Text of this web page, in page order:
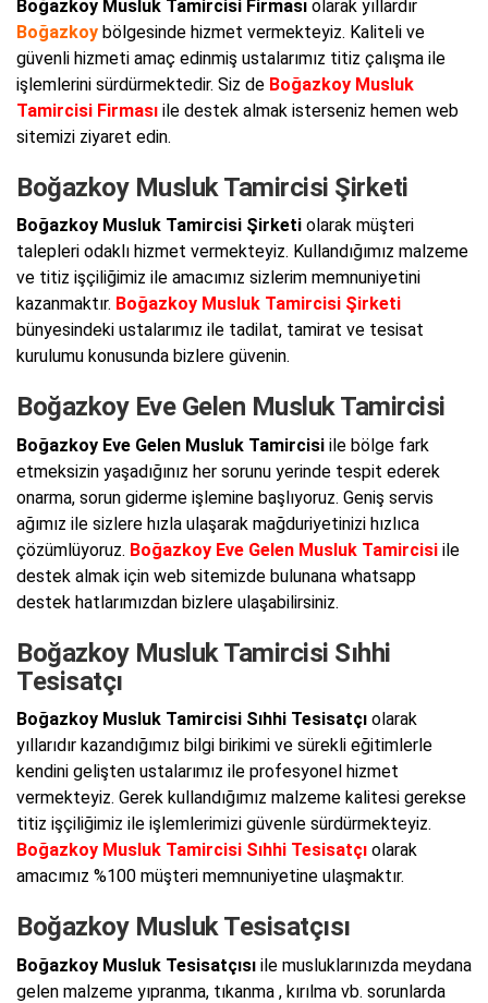
Boğazkoy Musluk Tamircisi Firması olarak yıllardır
Boğazkoy bölgesinde hizmet vermekteyiz. Kaliteli ve
güvenli hizmeti amaç edinmiş ustalarımız titiz çalışma ile
işlemlerini sürdürmektedir. Siz de Boğazkoy Musluk
Tamircisi Firması ile destek almak isterseniz hemen web
sitemizi ziyaret edin.
Boğazkoy Musluk Tamircisi Şirketi
Boğazkoy Musluk Tamircisi Şirketi olarak müşteri
talepleri odaklı hizmet vermekteyiz. Kullandığımız malzeme
ve titiz işçiliğimiz ile amacımız sizlerim memnuniyetini
kazanmaktır. Boğazkoy Musluk Tamircisi Şirketi
bünyesindeki ustalarımız ile tadilat, tamirat ve tesisat
kurulumu konusunda bizlere güvenin.
Boğazkoy Eve Gelen Musluk Tamircisi
Boğazkoy Eve Gelen Musluk Tamircisi ile bölge fark
etmeksizin yaşadığınız her sorunu yerinde tespit ederek
onarma, sorun giderme işlemine başlıyoruz. Geniş servis
ağımız ile sizlere hızla ulaşarak mağduriyetinizi hızlıca
çözümlüyoruz. Boğazkoy Eve Gelen Musluk Tamircisi ile
destek almak için web sitemizde bulunana whatsapp
destek hatlarımızdan bizlere ulaşabilirsiniz.
Boğazkoy Musluk Tamircisi Sıhhi
Tesisatçı
Boğazkoy Musluk Tamircisi Sıhhi Tesisatçı olarak
yıllarıdır kazandığımız bilgi birikimi ve sürekli eğitimlerle
kendini gelişten ustalarımız ile profesyonel hizmet
vermekteyiz. Gerek kullandığımız malzeme kalitesi gerekse
titiz işçiliğimiz ile işlemlerimizi güvenle sürdürmekteyiz.
Boğazkoy Musluk Tamircisi Sıhhi Tesisatçı olarak
amacımız %100 müşteri memnuniyetine ulaşmaktır.
Boğazkoy Musluk Tesisatçısı
Boğazkoy Musluk Tesisatçısı ile musluklarınızda meydana
gelen malzeme yıpranma, tıkanma , kırılma vb. sorunlarda